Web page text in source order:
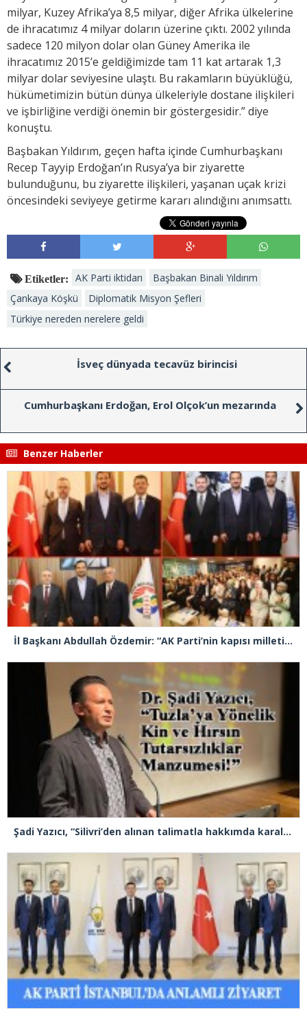
milyar, Kuzey Afrika’ya 8,5 milyar, diğer Afrika ülkelerine
de ihracatımız 4 milyar doların üzerine çıktı. 2002 yılında
sadece 120 milyon dolar olan Güney Amerika ile
ihracatımız 2015’e geldiğimizde tam 11 kat artarak 1,3
milyar dolar seviyesine ulaştı. Bu rakamların büyüklüğü,
hükümetimizin bütün dünya ülkeleriyle dostane ilişkileri
ve işbirliğine verdiği önemin bir göstergesidir.” diye
konuştu.
Başbakan Yıldırım, geçen hafta içinde Cumhurbaşkanı
Recep Tayyip Erdoğan’ın Rusya’ya bir ziyarette
bulunduğunu, bu ziyarette ilişkileri, yaşanan uçak krizi
öncesindeki seviyeye getirme kararı alındığını anımsattı.
Etiketler: AK Parti iktidarı
Başbakan Binali Yıldırım
Çankaya Köşkü
Diplomatik Misyon Şefleri
Türkiye nereden nerelere geldi
İsveç dünyada tecavüz birincisi
Cumhurbaşkanı Erdoğan, Erol Olçok’un mezarında
Benzer Haberler
İl Başkanı Abdullah Özdemir: “AK Parti’nin kapısı milletine hizmet etmek isteyen herkese açıktır”
Şadi Yazıcı, “Silivri’den alınan talimatla hakkımda karalama kampanyası yürütülüyor”